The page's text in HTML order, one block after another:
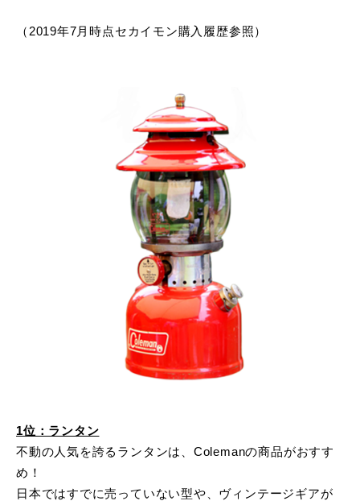
（2019年7月時点セカイモン購入履歴参照）
1位：ランタン
不動の人気を誇るランタンは、Colemanの商品がおすす
め！
日本ではすでに売っていない型や、ヴィンテージギアが